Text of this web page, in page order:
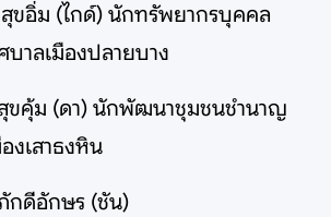
ขอิ่ม (ไกด์) นักทรัพยากรบุคคล
บาลเมืองปลายบาง
ขคุ้ม (ดา) นักพัฒนาชุมชนชำนาญ
งเสาธงหิน
กดีอักษร (ชัน)